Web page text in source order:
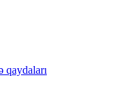
qaydaları